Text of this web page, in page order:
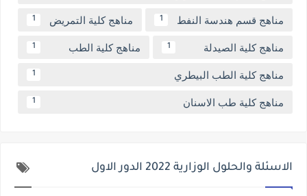
مناهج قسم هندسة النفط 1 مناهج كلية التمريض 1
مناهج كلية الصيدلة 1 مناهج كلية الطب 1
مناهج كلية الطب البيطري 1
مناهج كلية طب الاسنان 1
الاسئلة والحلول الوزارية 2022 الدور الاول